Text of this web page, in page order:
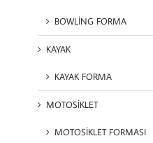
BOWLİNG FORMA
KAYAK
KAYAK FORMA
MOTOSİKLET
MOTOSİKLET FORMASI